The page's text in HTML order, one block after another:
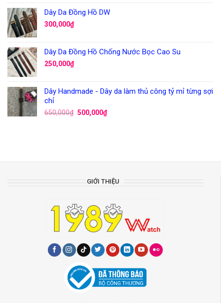
Dây Da Đồng Hồ DW
300,000₫
Dây Da Đồng Hồ Chống Nước Bọc Cao Su
250,000₫
Dây Handmade - Dây da làm thủ công tỷ mỉ từng sợi
chỉ
650,000₫ 500,000₫
GIỚI THIỆU